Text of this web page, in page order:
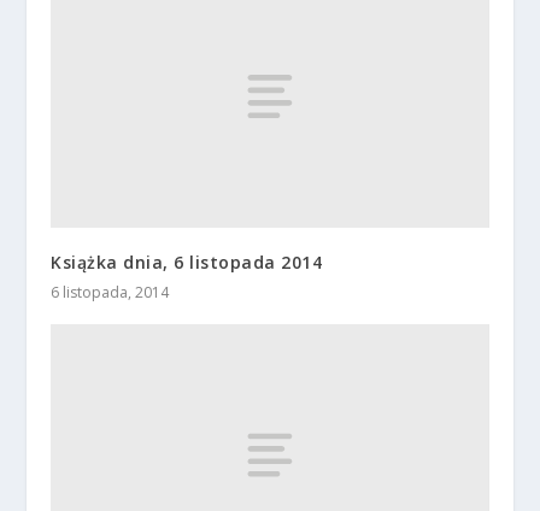
Książka dnia, 6 listopada 2014
6 listopada, 2014